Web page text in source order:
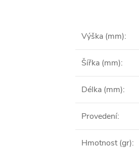
Výška (mm):
Šířka (mm):
Délka (mm):
Provedení:
Hmotnost (gr):